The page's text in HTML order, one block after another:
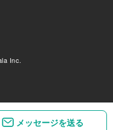
メッセージを送る
メッセージを送る